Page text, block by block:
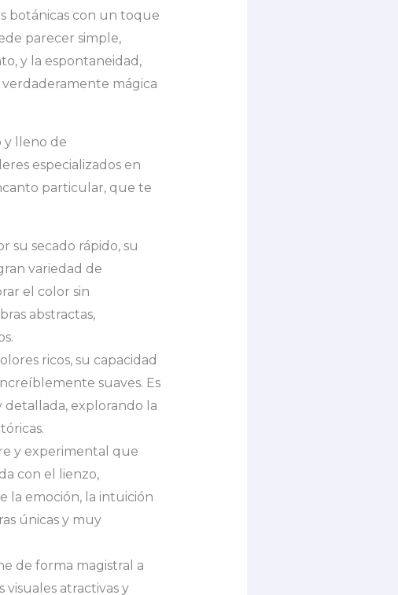
botánicas con un toque
parecer simple,
y la espontaneidad,
mágica
y lleno de
especializados en
particular, que te
su secado rápido, su
variedad de
el color sin
abstractas,
ricos, su capacidad
suaves. Es
detallada, explorando la
y experimental que
con el lienzo,
la emoción, la intuición
únicas y muy
de forma magistral a
visuales atractivas y